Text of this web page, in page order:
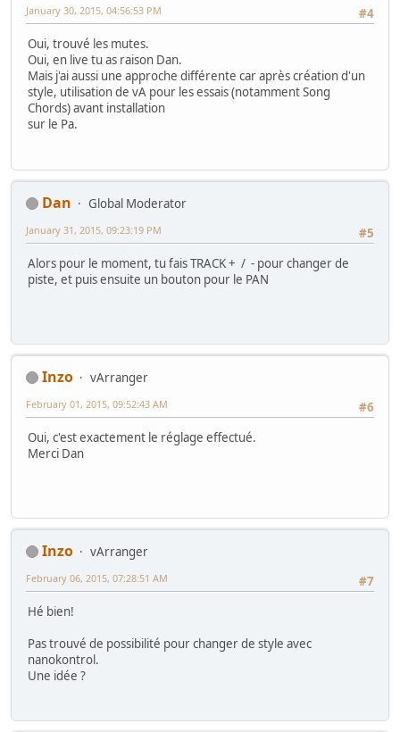
#4
January 30, 2015, 04:56:53 PM
Oui, trouvé les mutes.
Oui, en live tu as raison Dan.
Mais j'ai aussi une approche différente car après création d'un
style, utilisation de vA pour les essais (notamment Song
Chords) avant installation
sur le Pa.
Dan
Global Moderator
#5
January 31, 2015, 09:23:19 PM
Alors pour le moment, tu fais TRACK + / - pour changer de
piste, et puis ensuite un bouton pour le PAN
Inzo
vArranger
#6
February 01, 2015, 09:52:43 AM
Oui, c'est exactement le réglage effectué.
Merci Dan
Inzo
vArranger
#7
February 06, 2015, 07:28:51 AM
Hé bien!
Pas trouvé de possibilité pour changer de style avec
nanokontrol.
Une idée ?